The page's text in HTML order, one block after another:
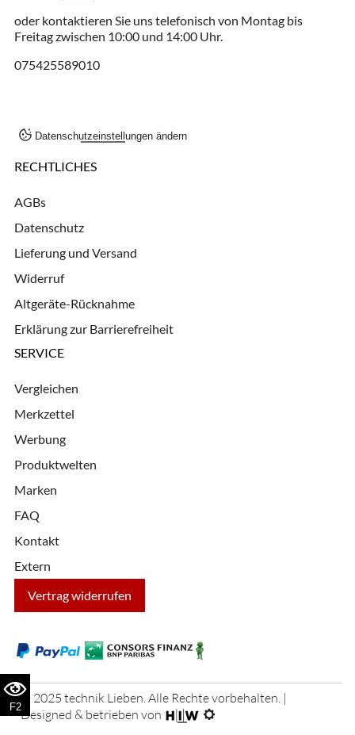
F2
oder kontaktieren Sie uns telefonisch von Montag bis
Freitag zwischen 10:00 und 14:00 Uhr.
075425589010
Datenschutzeinstellungen ändern
RECHTLICHES
AGBs
Datenschutz
Lieferung und Versand
Widerruf
Altgeräte-Rücknahme
Erklärung zur Barrierefreiheit
SERVICE
Vergleichen
Merkzettel
Werbung
Produktwelten
Marken
FAQ
Kontakt
Extern
Vertrag widerrufen
© 2025 technik Lieben. Alle Rechte vorbehalten. |
Designed & betrieben von